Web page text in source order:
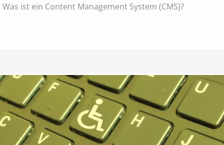
Was ist ein Content Management System (CMS)?